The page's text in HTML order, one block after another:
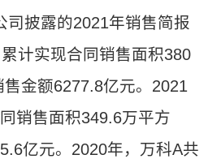
司披露的2021年销售简报
计实现合同销售面积380
金额6277.8亿元。2021
销售面积349.6万平方
亿元。2020年，万科A共